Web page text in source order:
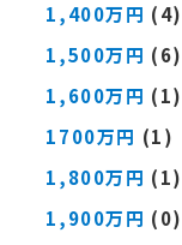
1,400万円 (4)
1,500万円 (6)
1,600万円 (1)
1700万円 (1)
1,800万円 (1)
1,900万円 (0)